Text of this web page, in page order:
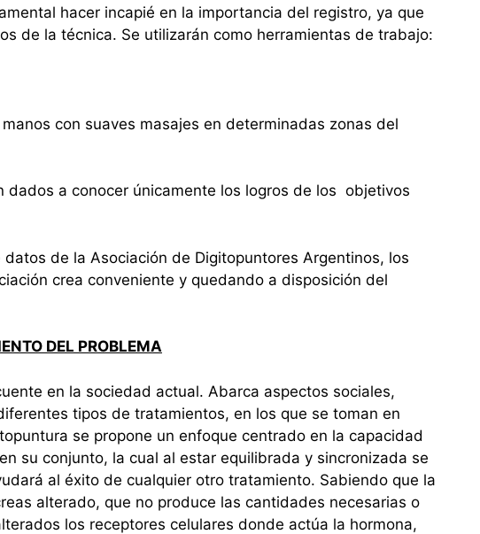
hacer incapié en la importancia del registro, ya que
de la técnica. Se utilizarán como herramientas de trabajo:
con suaves masajes en determinadas zonas del
a conocer únicamente los logros de los objetivos
de la Asociación de Digitopuntores Argentinos, los
crea conveniente y quedando a disposición del
DEL PROBLEMA
en la sociedad actual. Abarca aspectos sociales,
tipos de tratamientos, en los que se toman en
se propone un enfoque centrado en la capacidad
su conjunto, la cual al estar equilibrada y sincronizada se
al éxito de cualquier otro tratamiento. Sabiendo que la
alterado, que no produce las cantidades necesarias o
los receptores celulares donde actúa la hormona,